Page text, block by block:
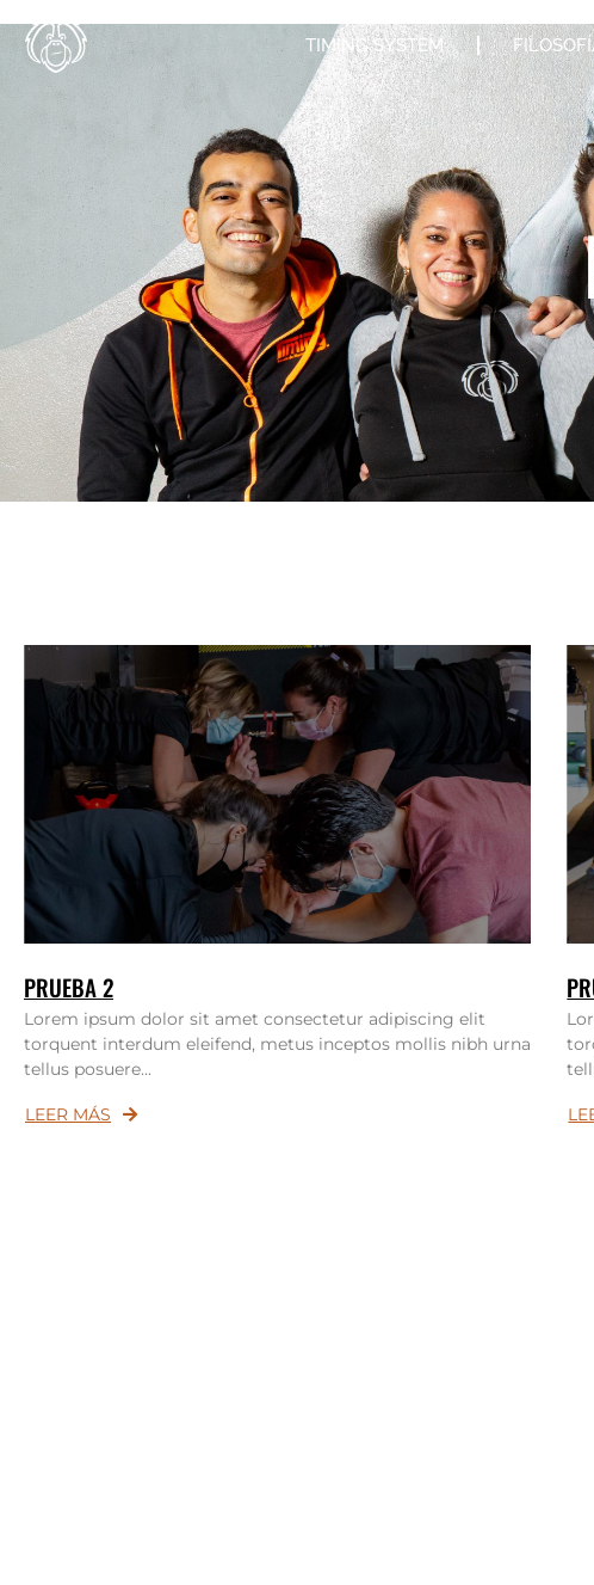
TIMING SYSTEM
PRUEBA 2
Lorem ipsum dolor sit amet consectetur adipiscing elit
torquent interdum eleifend, metus inceptos mollis nibh urna
tellus posuere...
LEER MÁS